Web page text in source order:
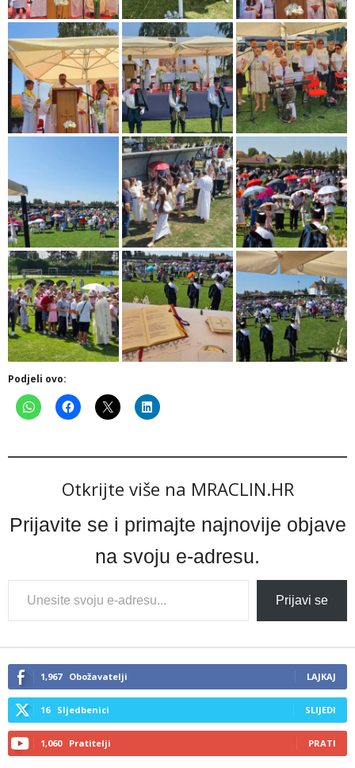
Podjeli ovo:
Otkrijte više na MRACLIN.HR
Prijavite se i primajte najnovije objave
na svoju e-adresu.
Type
your
email…
Prijavi se
1,967 Obožavatelji LAJKAJ
16 Sljedbenici SLIJEDI
1,060 Pratitelji PRATI